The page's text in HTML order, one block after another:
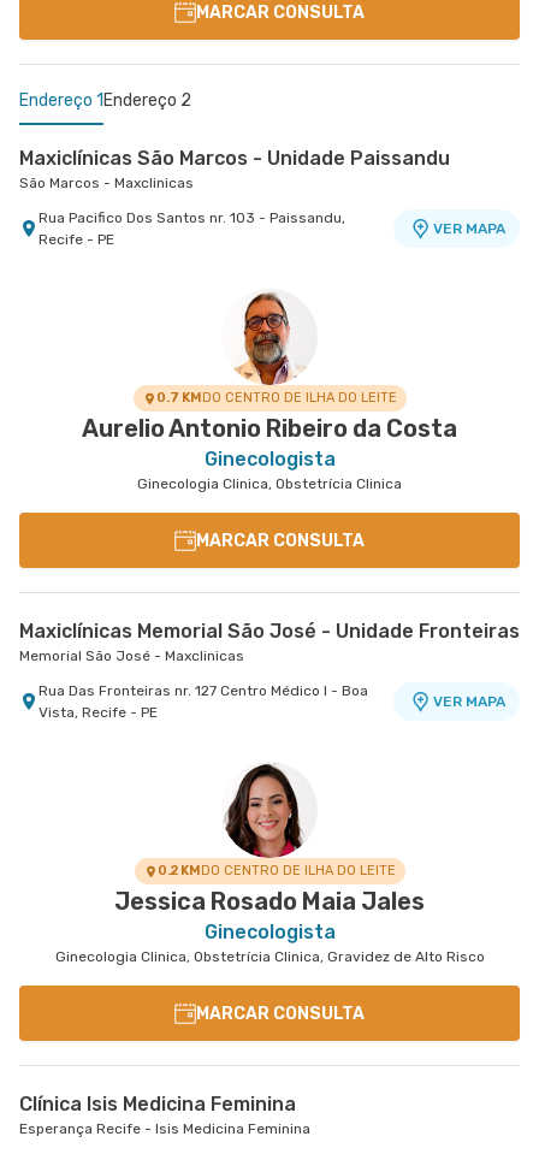
MARCAR CONSULTA
Endereço 1 Endereço 2
Maxiclínicas São Marcos - Unidade Paissandu
São Marcos - Maxclinicas
Rua Pacifico Dos Santos nr. 103 - Paissandu,
Recife - PE
VER MAPA
Esperança Olinda - Maxclinicas Patteo
Rua Professor Carmelita Soares de Muniz de
Araujo nr. 255 - Casa Caiada, Olinda - PE
0.7 KMDO CENTRO DE ILHA DO LEITE
Aurelio Antonio Ribeiro da Costa
Ginecologista
Ginecologia Clinica, Obstetrícia Clinica
MARCAR CONSULTA
Maxiclínicas Memorial São José - Unidade Fronteiras
Memorial São José - Maxclinicas
Rua Das Fronteiras nr. 127 Centro Médico I - Boa
Vista, Recife - PE
VER MAPA
0.2 KMDO CENTRO DE ILHA DO LEITE
Jessica Rosado Maia Jales
Ginecologista
Ginecologia Clinica, Obstetrícia Clinica, Gravidez de Alto Risco
MARCAR CONSULTA
Clínica Isis Medicina Feminina
Esperança Recife - Isis Medicina Feminina